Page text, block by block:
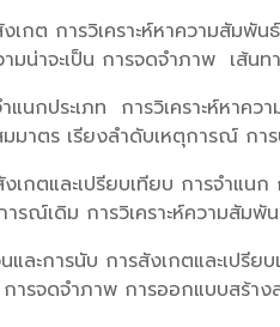
กต การวิเคราะห์หาความสัมพั
มน่าจะเป็น การจดจำภาพ เส้น
กประเภท การวิเคราะห์หาคว
มาตร เรียงลำดับเหตุการณ์ ก
กตและเปรียบเทียบ การจำแน
รณ์เดิม การวิเคราะห์ความสัม
ะการนับ การสังเกตและเปรีย
รจดจำภาพ การออกแบบสร้า